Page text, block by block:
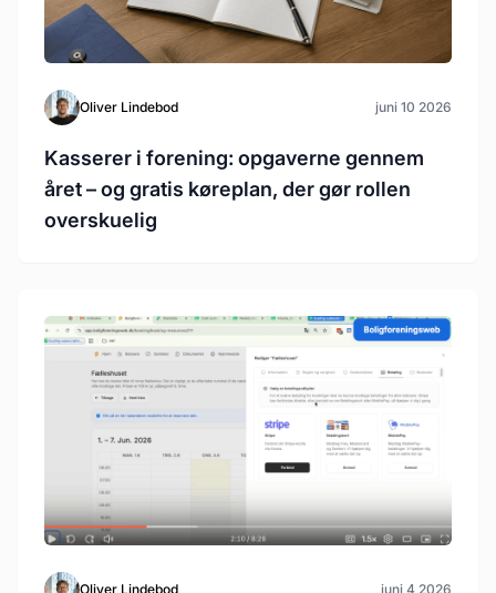
Oliver Lindebod juni 10 2026
Kasserer i forening: opgaverne gennem
året – og gratis køreplan, der gør rollen
overskuelig
Oliver Lindebod juni 4 2026